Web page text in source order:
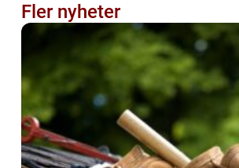
Fler nyheter